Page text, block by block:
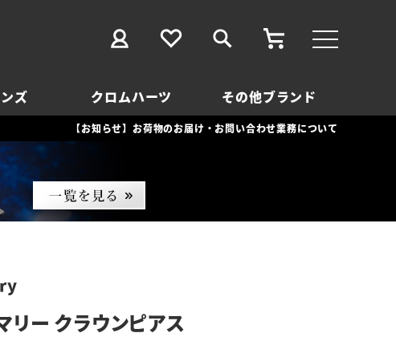
ズ クロムハーツ その他ブランド
【お知らせ】お荷物のお届け・お問い合わせ業務について
リー クラウンピアス